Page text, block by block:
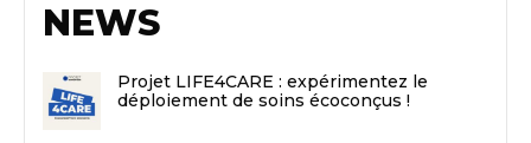
NEWS
Projet LIFE4CARE : expérimentez le
déploiement de soins écoconçus !